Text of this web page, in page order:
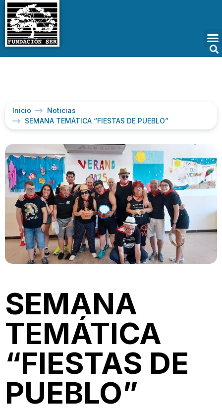
Inicio
Noticias
SEMANA TEMÁTICA “FIESTAS DE PUEBLO”
SEMANA
TEMÁTICA
“FIESTAS DE
PUEBLO”